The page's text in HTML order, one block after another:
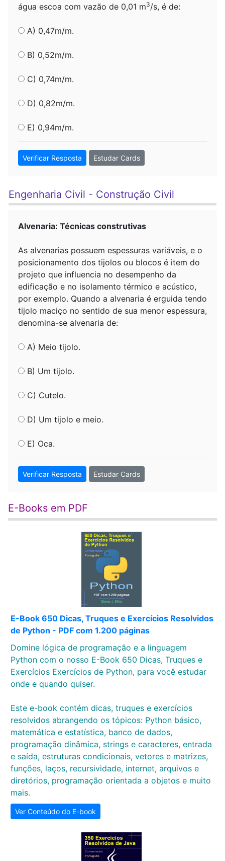
água escoa com vazão de 0,01 m3/s, é de:
A) 0,47m/m.
B) 0,52m/m.
C) 0,74m/m.
D) 0,82m/m.
E) 0,94m/m.
Verificar Resposta Estudar Cards
Engenharia Civil - Construção Civil
Alvenaria: Técnicas construtivas
As alvenarias possuem espessuras variáveis, e o
posicionamento dos tijolos ou blocos é item do
projeto que influencia no desempenho da
edificação e no isolamento térmico e acústico,
por exemplo. Quando a alvenaria é erguida tendo
tijolo maciço no sentido de sua menor espessura,
denomina-se alvenaria de:
A) Meio tijolo.
B) Um tijolo.
C) Cutelo.
D) Um tijolo e meio.
E) Oca.
Verificar Resposta Estudar Cards
E-Books em PDF
E-Book 650 Dicas, Truques e Exercícios Resolvidos
de Python - PDF com 1.200 páginas
Domine lógica de programação e a linguagem
Python com o nosso E-Book 650 Dicas, Truques e
Exercícios Exercícios de Python, para você estudar
onde e quando quiser.
Este e-book contém dicas, truques e exercícios
resolvidos abrangendo os tópicos: Python básico,
matemática e estatística, banco de dados,
programação dinâmica, strings e caracteres, entrada
e saída, estruturas condicionais, vetores e matrizes,
funções, laços, recursividade, internet, arquivos e
diretórios, programação orientada a objetos e muito
mais.
Ver Conteúdo do E-book